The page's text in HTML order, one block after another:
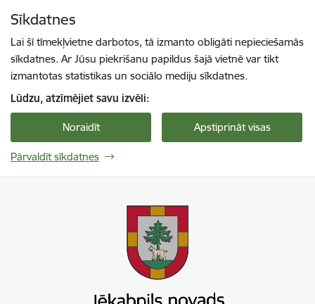
Sīkdatnes
Lai šī tīmekļvietne darbotos, tā izmanto obligāti nepieciešamās
sīkdatnes. Ar Jūsu piekrišanu papildus šajā vietnē var tikt
izmantotas statistikas un sociālo mediju sīkdatnes.
Lūdzu, atzīmējiet savu izvēli:
Noraidīt Apstiprināt visas
Pārvaldīt sīkdatnes